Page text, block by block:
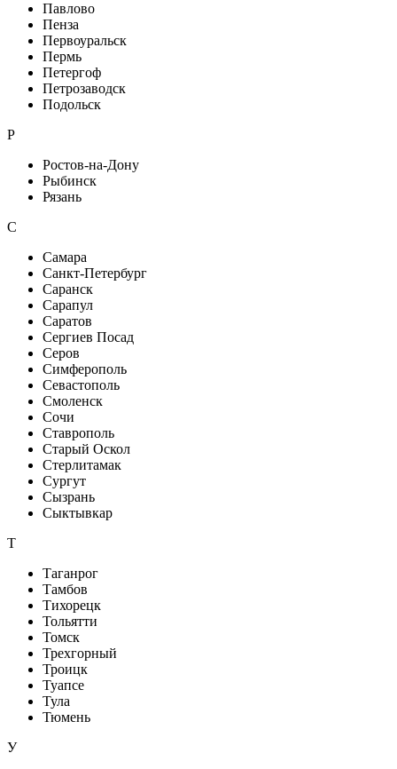
Павлово
Пенза
Первоуральск
Пермь
Петергоф
Петрозаводск
Подольск
Р
Ростов-на-Дону
Рыбинск
Рязань
С
Самара
Санкт-Петербург
Саранск
Сарапул
Саратов
Сергиев Посад
Серов
Симферополь
Севастополь
Смоленск
Сочи
Ставрополь
Старый Оскол
Стерлитамак
Сургут
Сызрань
Сыктывкар
Т
Таганрог
Тамбов
Тихорецк
Тольятти
Томск
Трехгорный
Троицк
Туапсе
Тула
Тюмень
У